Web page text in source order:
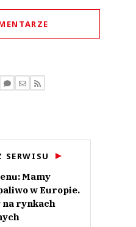
the moderator on the site
zgodnie z prawem przecież one
zobowiązania ...nie producent czy
SERWISU
Mamy
w Europie.
na rynkach